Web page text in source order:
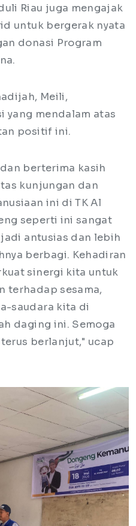
Riau juga mengajak
untuk bergerak nyata
donasi Program
Meili,
yang mendalam atas
positif ini.
berterima kasih
kunjungan dan
ini di TK Al
seperti ini sangat
antusias dan lebih
berbagi. Kehadiran
sinergi kita untuk
terhadap sesama,
saudara kita di
daging ini. Semoga
berlanjut," ucap